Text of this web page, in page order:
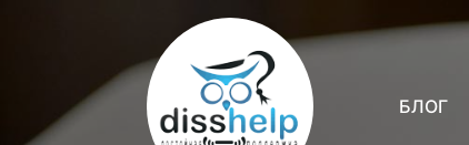
БЛОГ